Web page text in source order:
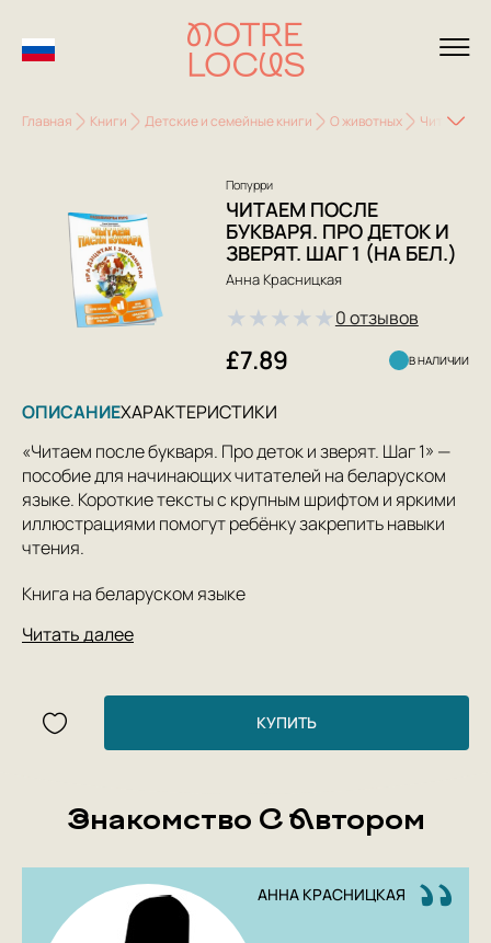
Главная Книги Детские и семейные книги О животных Читаем
Попурри
ЧИТАЕМ ПОСЛЕ
БУКВАРЯ. ПРО ДЕТОК И
ЗВЕРЯТ. ШАГ 1 (НА БЕЛ.)
Анна Красницкая
★★★★★0 отзывов
£7.89 В НАЛИЧИИ
ОПИСАНИЕХАРАКТЕРИСТИКИ
«Читаем после букваря. Про деток и зверят. Шаг 1» —
пособие для начинающих читателей на беларуском
языке. Короткие тексты с крупным шрифтом и яркими
иллюстрациями помогут ребёнку закрепить навыки
чтения.
Книга на беларуском языке
Читать далее
КУПИТЬ
Знакомство С Автором
АННА КРАСНИЦКАЯ